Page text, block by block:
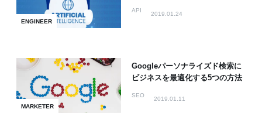
ENGINEER
API
2019.01.24
MARKETER
Googleパーソナライズド検索に
ビジネスを最適化する5つの方法
SEO
2019.01.11